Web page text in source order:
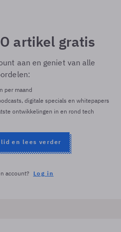
artikel gratis
aan en geniet van alle
per maand
digitale specials en whitepapers
ontwikkelingen in en rond tech
en lees verder
account? Log in